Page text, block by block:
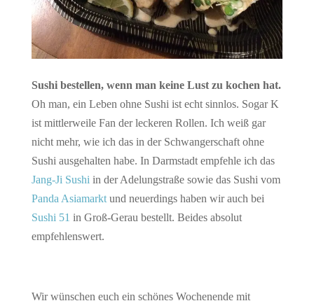
Sushi bestellen, wenn man keine Lust zu kochen hat.
Oh man, ein Leben ohne Sushi ist echt sinnlos. Sogar K
ist mittlerweile Fan der leckeren Rollen. Ich weiß gar
nicht mehr, wie ich das in der Schwangerschaft ohne
Sushi ausgehalten habe. In Darmstadt empfehle ich das
Jang-Ji Sushi in der Adelungstraße sowie das Sushi vom
Panda Asiamarktund neuerdings haben wir auch bei
Sushi 51 in Groß-Gerau bestellt. Beides absolut
empfehlenswert.
Wir wünschen euch ein schönes Wochenende mit